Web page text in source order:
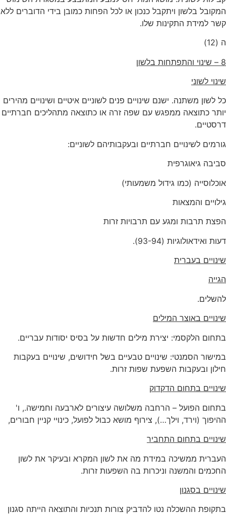
המקובל בלשון ויתקבל כנכון או לכל הפחות כמובן בידי הדוברים ללא
קשר למידת התקינות שלו.
ה (12)
8 – שינוי והתפתחות בלשון
שינוי לשוני
כל לשון משתנה. ישנם שינויים פנים לשוניים איטיים ושינויים מהירים
יותר כתוצאה ממפגש עם שפה זרה או כתוצאה מתהליכים חברתיים
דרסטיים.
גורמים לשינויים חברתיים ובעקבותיהם לשוניים:
סביבה גיאוגרפית
אוכלוסייה (כמו גידול משמעותי)
גילויים והמצאות
הפצת תרבות ומגע עם תרבויות זרות
דעות ואידאולוגיות (93-94).
שינויים בעברית
הגייה
להשלים.
שינויים באוצר המילים
בתחום הלקסמי: יצירת מילים חדשות על בסיס יסודות עבריים.
במישור הסמנטי: שינויים טבעיים בשל חידושים, שינויים בעקבות
חילון ובעקבות השפעת שפות זרות.
שינויים בתחום הדקדוק
בתחום הפועל – הרחבה משלושה עיצורים לארבעה וחמישה., ו'
ההיפוך (וירד, וילך…), צירוף מושא כבול לפועל, כינויי קניין חבורים,
שינויים בתחום התחביר
העברית ממשיכה במידת מה את לשון המקרא ובעיקר את לשון
החכמים והמשנה וניכרות בה השפעות זרות.
שינויים בסגנון
בתקופת ההשכלה נטו להדביק צורות תנכיות והתוצאה הייתה סגנון